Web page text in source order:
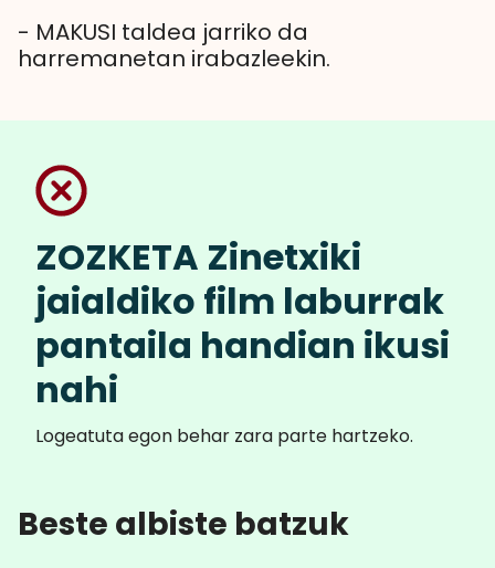
- MAKUSI taldea jarriko da
harremanetan irabazleekin.
ZOZKETA Zinetxiki
jaialdiko film laburrak
pantaila handian ikusi
nahi
Logeatuta egon behar zara parte hartzeko.
Beste albiste batzuk